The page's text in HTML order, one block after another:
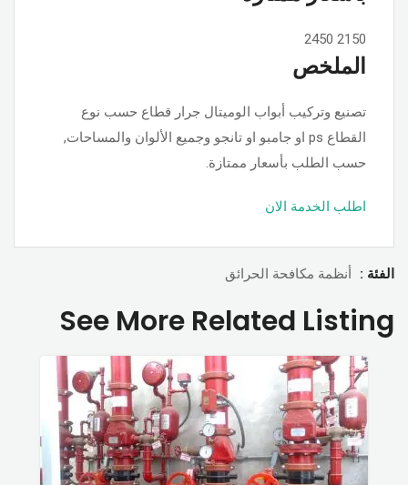
2150
2450
الملخص
تصنيع وتركيب أبواب الوميتال جرار قطاع حسب نوع
القطاع ps او جامبو او تانجو وجميع الألوان والمساحات,
حسب الطلب بأسعار ممتازة.
اطلب الخدمة الان
الفئة : أنظمة مكافحة الحرائق
See More Related Listing